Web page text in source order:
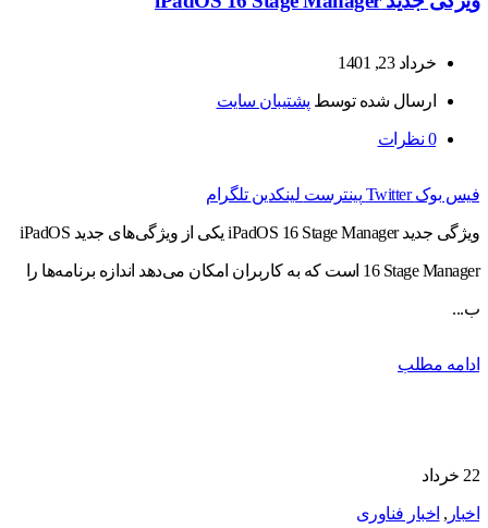
خرداد 23, 1401
ارسال شده توسط پشتیبان سایت
0 نظرات
فیس بوک Twitter پینترست لینکدین تلگرام
ویژگی‌ جدید iPadOS 16 Stage Manager یکی از ویژگی‌های جدید iPadOS
16 Stage Manager است که به کاربران امکان می‌دهد اندازه برنامه‌ها را
ب...
ادامه مطلب
22 خرداد
اخبار , اخبار فناوری